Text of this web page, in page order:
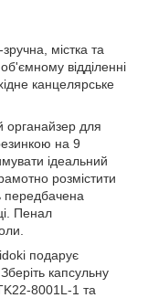
містка та
відділенні
канцелярське
органайзер для
на 9
ідеальний
розмістити
передбачена
Пенал
подарує
капсульну
8001L-1 та